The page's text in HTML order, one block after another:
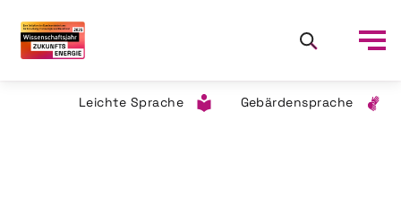
Leichte Sprache Gebärdensprache